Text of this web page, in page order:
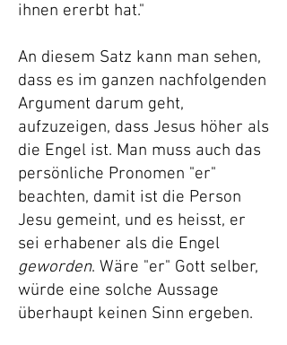
ihnen ererbt hat."
An diesem Satz kann man sehen,
dass es im ganzen nachfolgenden
Argument darum geht,
aufzuzeigen, dass Jesus höher als
die Engel ist. Man muss auch das
persönliche Pronomen "er"
beachten, damit ist die Person
Jesu gemeint, und es heisst, er
sei erhabener als die Engel
geworden. Wäre "er" Gott selber,
würde eine solche Aussage
überhaupt keinen Sinn ergeben.